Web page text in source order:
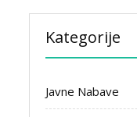
Kategorije
Javne Nabave